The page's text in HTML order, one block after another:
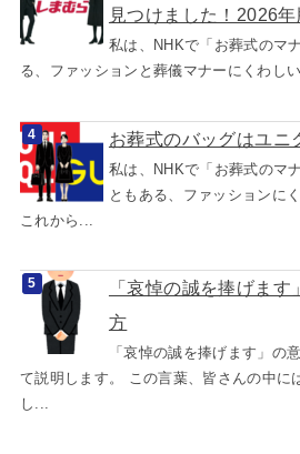
見つけました！2026年
私は、NHKで「お葬式のマ
る、ファッションと葬儀マナーにくわし
お葬式のバッグはユニ
私は、NHKで「お葬式のマ
ともある、ファッションに
これから...
「哀悼の誠を捧げま
方
「哀悼の誠を捧げます」の
て説明します。 この言葉、皆さんの中に
し...